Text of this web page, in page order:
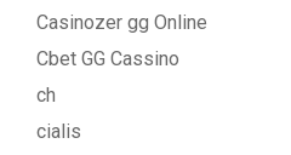
Casinozer gg Online
Cbet GG Cassino
ch
cialis